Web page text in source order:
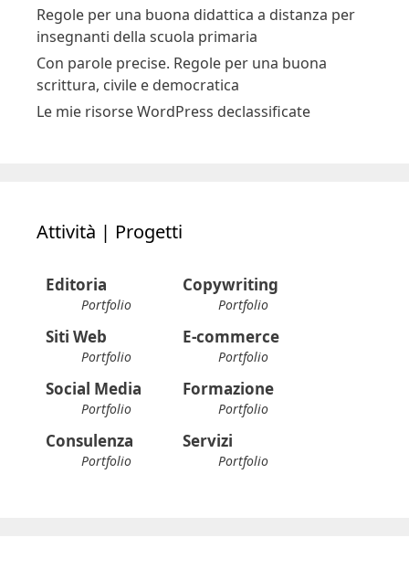
Regole per una buona didattica a distanza per
insegnanti della scuola primaria
Con parole precise. Regole per una buona
scrittura, civile e democratica
Le mie risorse WordPress declassificate
Attività | Progetti
Editoria
Portfolio
Copywriting
Portfolio
Siti Web
Portfolio
E-commerce
Portfolio
Social Media
Portfolio
Formazione
Portfolio
Consulenza
Portfolio
Servizi
Portfolio